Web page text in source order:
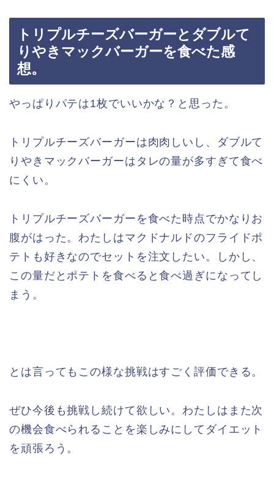
トリプルチーズバーガーとダブルて
りやきマックバーガーを食べた感
想。
やっぱりパテは1枚でいいかな？と思った。
トリプルチーズバーガーは肉肉しいし、ダブルて
りやきマックバーガーはタレの量が多すぎて食べ
にくい。
トリプルチーズバーガーを食べた時点でかなりお
腹がはった。わたしはマクドナルドのフライドポ
テトも好きなのでセットを注文したい。しかし、
この量だとポテトを食べると食べ過ぎになってし
まう。
とは言ってもこの様な挑戦はすごく評価できる。
ぜひ今後も挑戦し続けて欲しい。わたしはまた次
の機会食べられることを楽しみにしてダイエット
を頑張ろう。